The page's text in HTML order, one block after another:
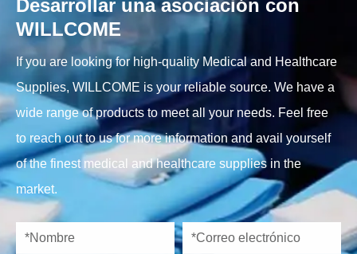
Desarrollar una asociación con
WILLCOME
If you are looking for high-quality Medical and Healthcare
Supplies, WILLCOME is your reliable source. We have a
wide range of products to meet all your needs. Feel free
to reach out to us for more information and avail yourself
of the finest medical and healthcare supplies in the
market.